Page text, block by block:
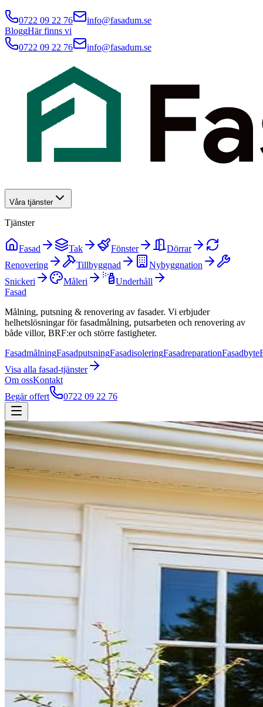
0722 09 22 76
info@fasadum.se
BloggHär finns vi
0722 09 22 76
info@fasadum.se
Våra tjänster
Tjänster
Fasad Tak Fönster
Dörrar
Renovering
Tillbyggnad
Nybyggnation
Snickeri
Måleri
Underhåll
Fasad
Målning, putsning & renovering av fasader. Vi erbjuder
helhetslösningar för fasadmålning, putsarbeten och renovering av
både villor, BRF:er och större fastigheter.
FasadmålningFasadputsningFasadisoleringFasadreparationFasadbyte
Visa alla fasad-tjänster
Om ossKontakt
Begär offert
0722 09 22 76